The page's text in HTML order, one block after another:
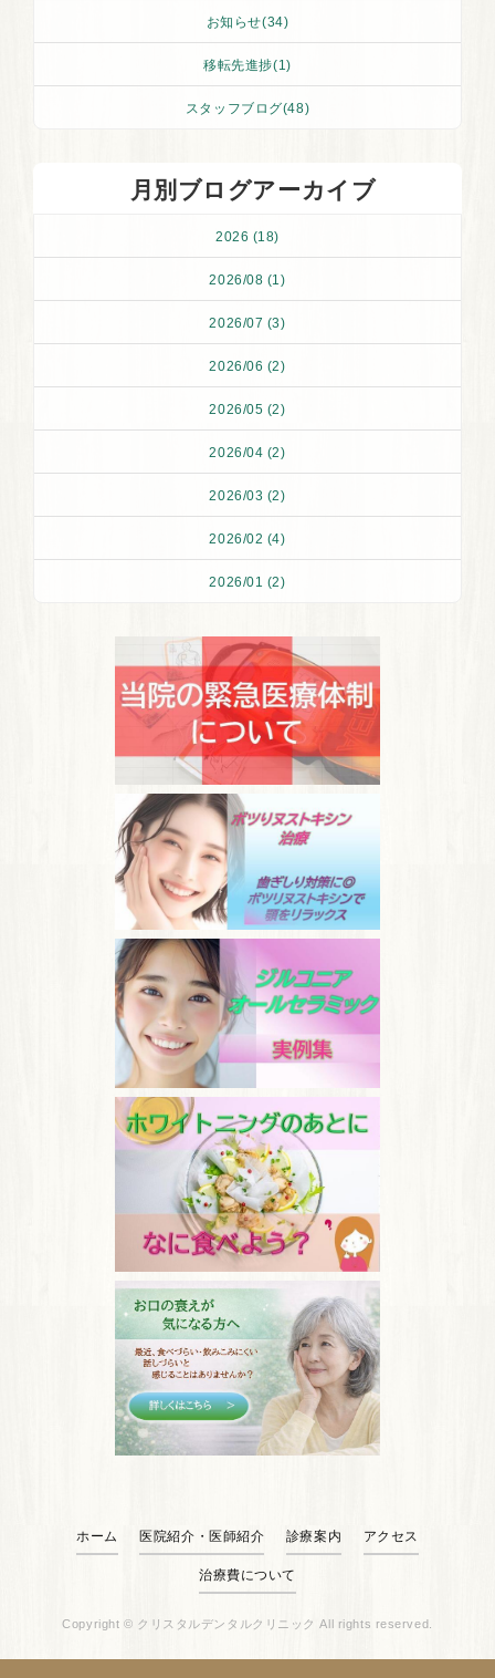
お知らせ(34)
移転先進捗(1)
スタッフブログ(48)
月別ブログアーカイブ
2026 (18)
2026/08 (1)
2026/07 (3)
2026/06 (2)
2026/05 (2)
2026/04 (2)
2026/03 (2)
2026/02 (4)
2026/01 (2)
ホーム 医院紹介・医師紹介 診療案内 アクセス
治療費について
Copyright © クリスタルデンタルクリニック All rights reserved.